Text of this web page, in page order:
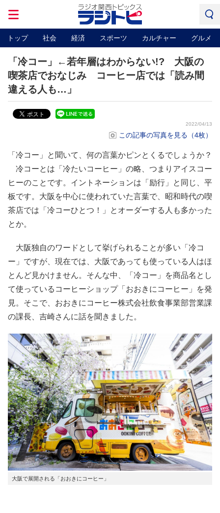
トップ 社会 経済 スポーツ カルチャー グルメ
「冷コー」←若年層はわからない!? 大阪の
喫茶店でおなじみ コーヒー店では「読み間
違える人も…」
2022/04/13
この記事の写真を見る（4枚）
「冷コー」と聞いて、何の言葉かピンとくるでしょうか？
冷コーとは「冷たいコーヒー」の略、つまりアイスコー
ヒーのことです。イントネーションは「励行」と同じ、平
板です。大阪を中心に使われていた言葉で、昭和時代の喫
茶店では「冷コーひとつ！」とオーダーする人も多かった
とか。
大阪独自のワードとして挙げられることが多い「冷コ
ー」ですが、現在では、大阪であっても使っている人はほ
とんど見かけません。そんな中、「冷コー」を商品名とし
て使っているコーヒーショップ「おおきにコーヒー」を発
見。そこで、おおきにコーヒー株式会社飲食事業部営業課
の課長、吉崎さんに話を聞きました。
大阪で展開される「おおきにコーヒー」